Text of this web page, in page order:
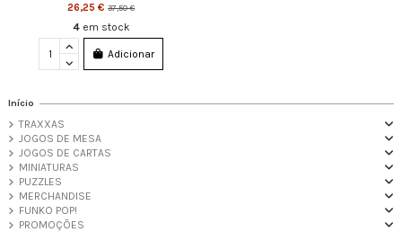
26,25 €37,50 €
4 em stock
Adicionar
Início
TRAXXAS
JOGOS DE MESA
JOGOS DE CARTAS
MINIATURAS
PUZZLES
MERCHANDISE
FUNKO POP!
PROMOÇÕES